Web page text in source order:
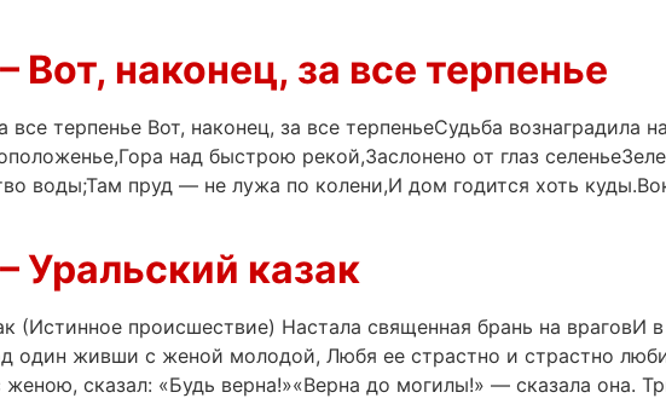
Вот, наконец, за все терпенье
все терпенье Вот, наконец, за все терпеньеСудьба
над быстрою рекой,Заслонено от глаз
воды;Там пруд — не лужа по колени,И дом годится хоть
Уральский казак
(Истинное происшествие) Настала священная брань на враговИ
один живши с женой молодой, Любя ее страстно и страстно
сказал: «Будь верна!»«Верна до могилы!» — сказала она.